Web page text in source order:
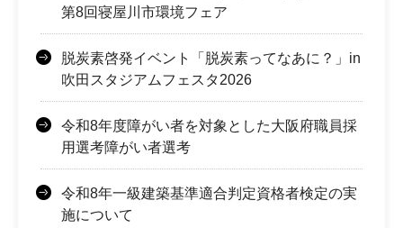
第8回寝屋川市環境フェア
脱炭素啓発イベント「脱炭素ってなあに？」in
吹田スタジアムフェスタ2026
令和8年度障がい者を対象とした大阪府職員採
用選考障がい者選考
令和8年一級建築基準適合判定資格者検定の実
施について